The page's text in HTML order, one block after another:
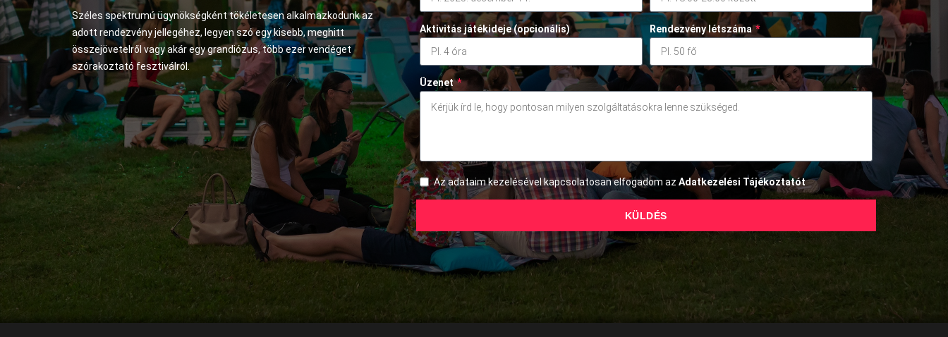
Széles spektrumú ügynökségként tökéletesen alkalmazkodunk az
adott rendezvény jellegéhez, legyen szó egy kisebb, meghitt
összejövetelről vagy akár egy grandiózus, több ezer vendéget
szórakoztató fesztiválról.
Aktivitás játékideje (opcionális) Rendezvény létszáma *
Üzenet *
Az adataim kezelésével kapcsolatosan elfogadom az Adatkezelési Tájékoztatót
KÜLDÉS